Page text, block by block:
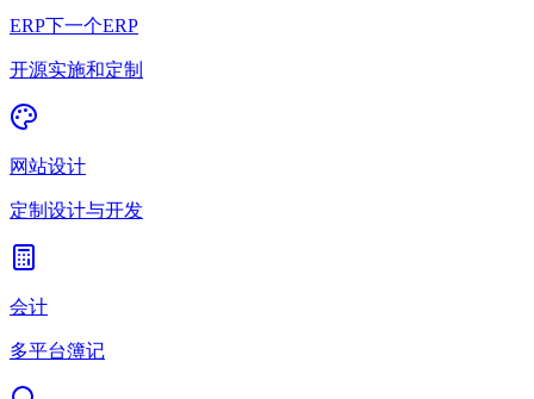
ERP下一个ERP
开源实施和定制
网站设计
定制设计与开发
会计
多平台簿记